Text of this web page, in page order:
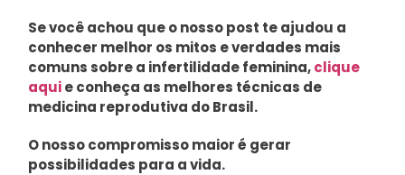
Se você achou que o nosso post te ajudou a
conhecer melhor os mitos e verdades mais
comuns sobre a infertilidade feminina,clique
aquie conheça as melhores técnicas de
medicina reprodutiva do Brasil.
O nosso compromisso maior é gerar
possibilidades para a vida.